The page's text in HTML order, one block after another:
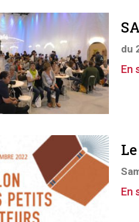
du
En
En